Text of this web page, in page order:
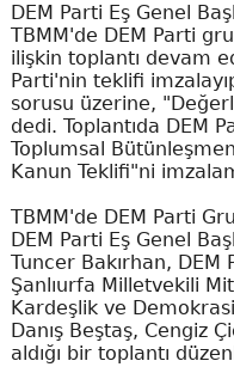
DEM Parti Eş Genel
TBMM'de DEM Parti
ilişkin toplantı devam
Parti'nin teklifi
sorusu üzerine,
dedi. Toplantıda DEM
Toplumsal
Kanun Teklifi"ni
TBMM'de DEM Parti
DEM Parti Eş Genel
Tuncer Bakırhan, DEM
Şanlıurfa Milletvekili
Kardeşlik ve
Danış Beştaş, Cengiz
aldığı bir toplantı